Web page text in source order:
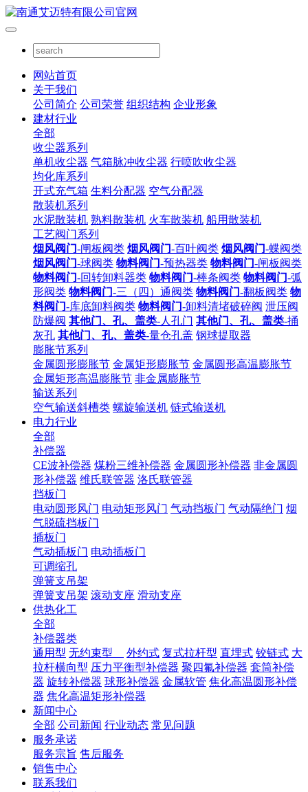
网站首页
关于我们
公司简介 公司荣誉 组织结构 企业形象
建材行业
全部
收尘器系列
单机收尘器 气箱脉冲收尘器 行喷吹收尘器
均化库系列
开式充气箱 生料分配器 空气分配器
散装机系列
水泥散装机 熟料散装机 火车散装机 船用散装机
工艺阀门系列
烟风阀门-闸板阀类 烟风阀门-百叶阀类 烟风阀门-蝶阀类
烟风阀门-球阀类 物料阀门-预热器类 物料阀门-闸板阀类
物料阀门-回转卸料器类 物料阀门-棒条阀类 物料阀门-弧
形阀类 物料阀门-三（四）通阀类 物料阀门-翻板阀类 物
料阀门-库底卸料阀类 物料阀门-卸料清堵破碎阀 泄压阀
防爆阀 其他门、孔、盖类-人孔门 其他门、孔、盖类-捅
灰孔 其他门、孔、盖类-量仓孔盖 钢球提取器
膨胀节系列
金属圆形膨胀节 金属矩形膨胀节 金属圆形高温膨胀节
金属矩形高温膨胀节 非金属膨胀节
输送系列
空气输送斜槽类 螺旋输送机 链式输送机
电力行业
全部
补偿器
CE波补偿器 煤粉三维补偿器 金属圆形补偿器 非金属圆
形补偿器 维氏联管器 洛氏联管器
挡板门
电动圆形风门 电动矩形风门 气动挡板门 气动隔绝门 烟
气脱硫挡板门
插板门
气动插板门 电动插板门
可调缩孔
弹簧支吊架
弹簧支吊架 滚动支座 滑动支座
供热化工
全部
补偿器类
通用型 无约束型 外约式 复式拉杆型 直埋式 铰链式 大
拉杆横向型 压力平衡型补偿器 聚四氟补偿器 套筒补偿
器 旋转补偿器 球形补偿器 金属软管 焦化高温圆形补偿
器 焦化高温矩形补偿器
新闻中心
全部 公司新闻 行业动态 常见问题
服务承诺
服务宗旨 售后服务
销售中心
联系我们